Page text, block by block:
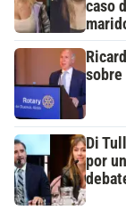
caso
Di
por